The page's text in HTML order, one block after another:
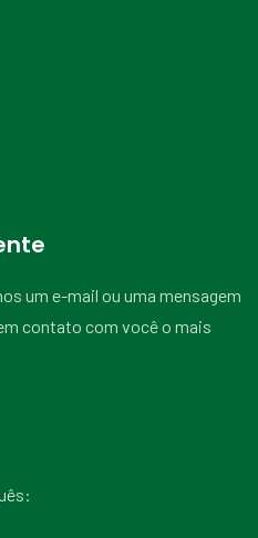
um e-mail ou uma mensagem
contato com você o mais